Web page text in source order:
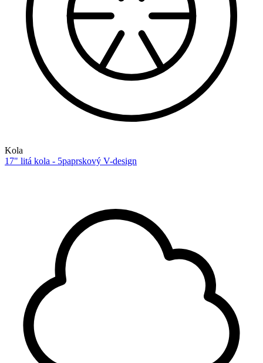
Kola
17" litá kola - 5paprskový V-design